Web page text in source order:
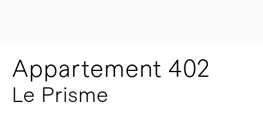
Appartement 402
Le Prisme